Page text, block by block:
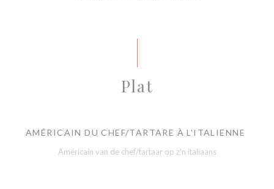
Plat
AMÉRICAIN DU CHEF/TARTARE À L'ITALIENNE
Américain van de chef/tartaar op z'n italiaans